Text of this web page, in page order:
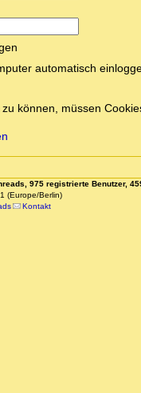
automatisch
können, müssen
975 registrierte Benutzer,
(Europe/Berlin)
Kontakt